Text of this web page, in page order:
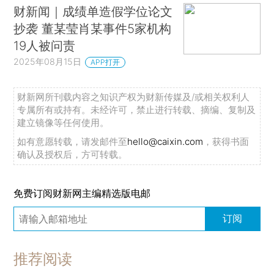
财新闻｜成绩单造假学位论文
抄袭 董某莹肖某事件5家机构
19人被问责
2025年08月15日 APP打开
财新网所刊载内容之知识产权为财新传媒及/或相关权利人
专属所有或持有。未经许可，禁止进行转载、摘编、复制及
建立镜像等任何使用。
如有意愿转载，请发邮件至hello@caixin.com ，获得书面
确认及授权后，方可转载。
免费订阅财新网主编精选版电邮
订阅
推荐阅读